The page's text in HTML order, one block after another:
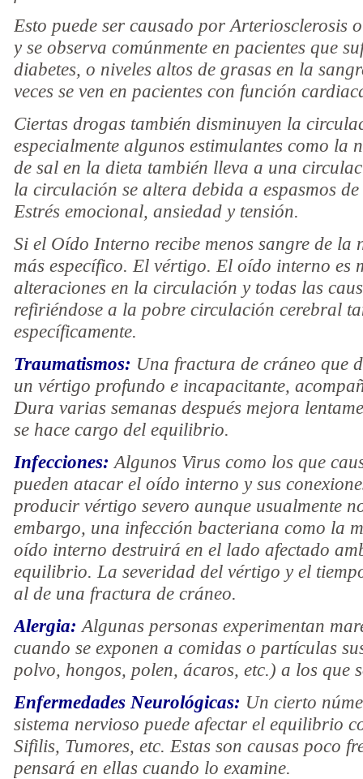
Esto puede ser causado por Arteriosclerosis
y se observa comúnmente en pacientes que
diabetes, o niveles altos de grasas en la
veces se ven en pacientes con función
Ciertas drogas también disminuyen la
especialmente algunos estimulantes como la
de sal en la dieta también lleva a una
la circulación se altera debida a espasmos
Estrés emocional, ansiedad y tensión.
Si el Oído Interno recibe menos sangre de la
más específico. El vértigo. El oído interno es
alteraciones en la circulación y todas las
refiriéndose a la pobre circulación cerebral
específicamente.
Traumatismos: Una fractura de cráneo que
un vértigo profundo e incapacitante,
Dura varias semanas después mejora
se hace cargo del equilibrio.
Infecciones: Algunos Virus como los que
pueden atacar el oído interno y sus
producir vértigo severo aunque usualmente
embargo, una infección bacteriana como la
oído interno destruirá en el lado afectado
equilibrio. La severidad del vértigo y el
al de una fractura de cráneo.
Alergia: Algunas personas experimentan
cuando se exponen a comidas o partículas
polvo, hongos, polen, ácaros, etc.) a los que
Enfermedades Neurológicas: Un cierto
sistema nervioso puede afectar el equilibrio
Sifilis, Tumores, etc. Estas son causas poco
pensará en ellas cuando lo examine.